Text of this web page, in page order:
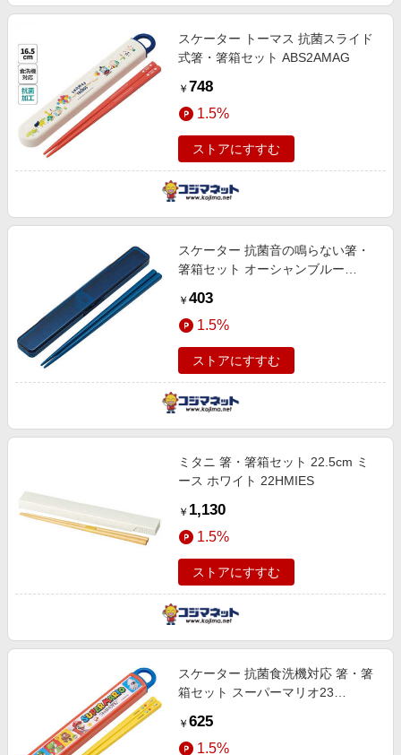
スケーター トーマス 抗菌スライド
式箸・箸箱セット ABS2AMAG
￥ 748
1.5%
ストアにすすむ
スケーター 抗菌音の鳴らない箸・
箸箱セット オーシャンブルー
￥ 403
1.5%
ストアにすすむ
ミタニ 箸・箸箱セット 22.5cm ミ
ース ホワイト 22HMIES
￥ 1,130
1.5%
ストアにすすむ
スケーター 抗菌食洗機対応 箸・箸
箱セット スーパーマリオ23
￥ 625
1.5%